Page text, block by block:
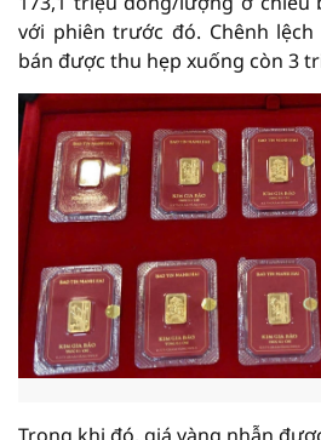
với phiên trước đó. Chênh
bán được thu hẹp xuống còn 3